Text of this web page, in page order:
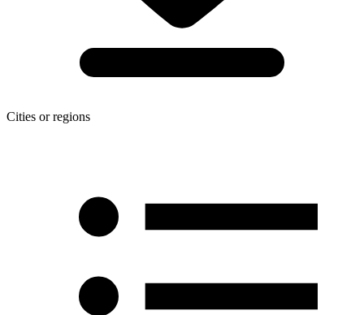
Cities or regions